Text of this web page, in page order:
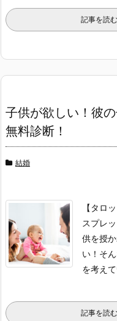
記事を読む
子供が欲しい！彼
無料診断！
結婚
【タロ
スプレ
供を授
い！そ
を考え
記事を読む